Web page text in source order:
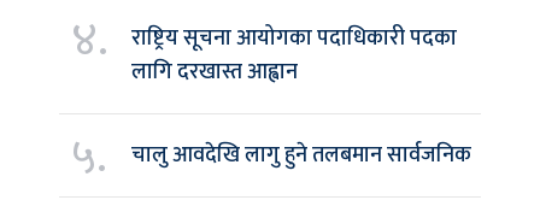
४.
राष्ट्रिय सूचना आयोगका पदाधिकारी पदका
लागि दरखास्त आह्वान
५. चालु आवदेखि लागु हुने तलबमान सार्वजनिक